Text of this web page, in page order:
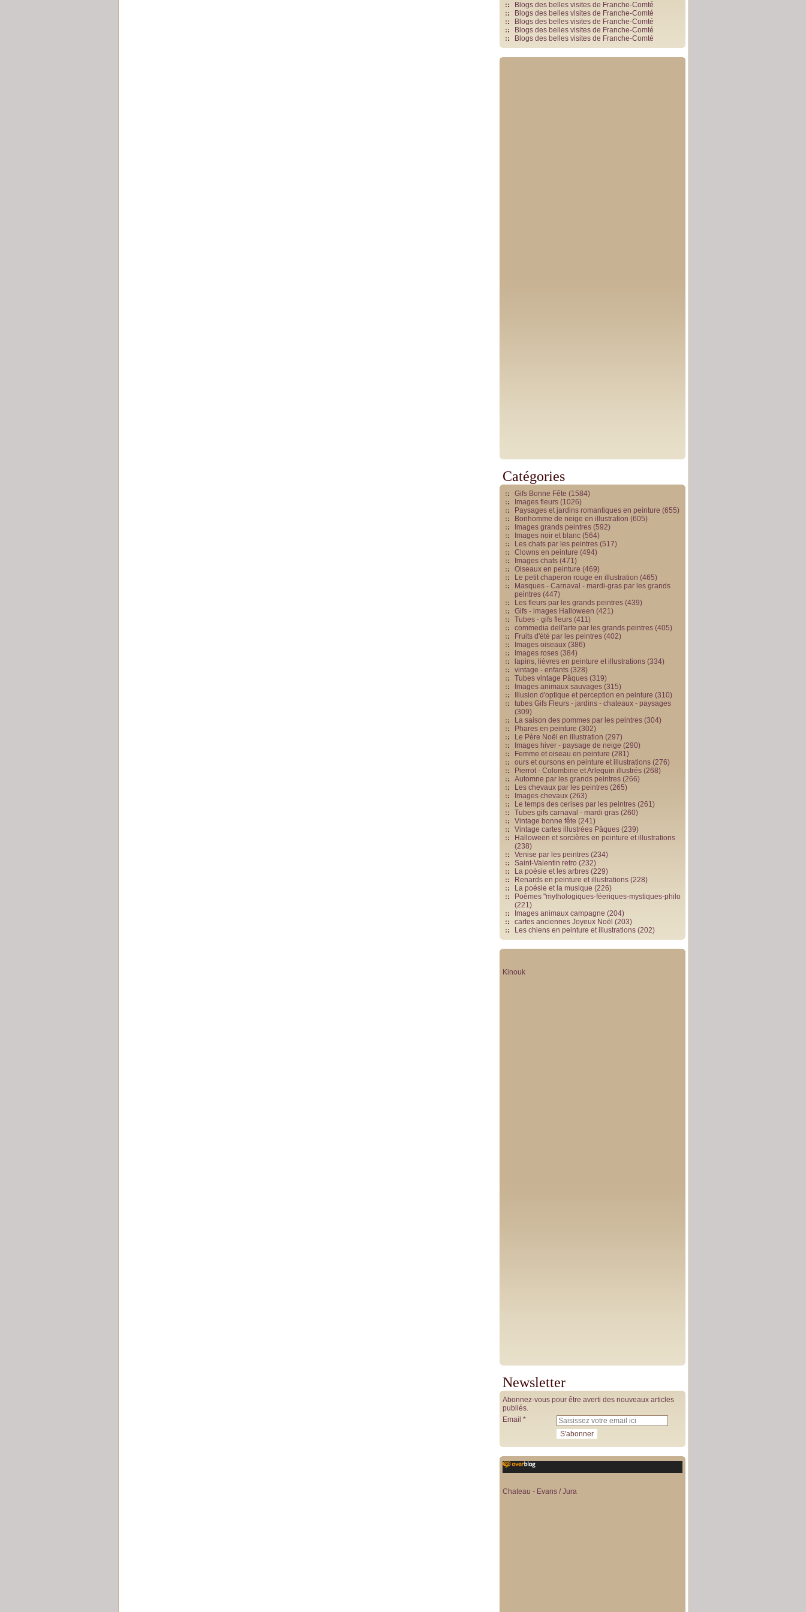
Blogs des belles visites de Franche-Comté
Blogs des belles visites de Franche-Comté
Blogs des belles visites de Franche-Comté
Blogs des belles visites de Franche-Comté
Blogs des belles visites de Franche-Comté
Catégories
Gifs Bonne Fête (1584)
Images fleurs (1026)
Paysages et jardins romantiques en peinture (655)
Bonhomme de neige en illustration (605)
Images grands peintres (592)
Images noir et blanc (564)
Les chats par les peintres (517)
Clowns en peinture (494)
Images chats (471)
Oiseaux en peinture (469)
Le petit chaperon rouge en illustration (465)
Masques - Carnaval - mardi-gras par les grands
peintres (447)
Les fleurs par les grands peintres (439)
Gifs - images Halloween (421)
Tubes - gifs fleurs (411)
commedia dell'arte par les grands peintres (405)
Fruits d'été par les peintres (402)
Images oiseaux (386)
Images roses (384)
lapins, lièvres en peinture et illustrations (334)
vintage - enfants (328)
Tubes vintage Pâques (319)
Images animaux sauvages (315)
Illusion d'optique et perception en peinture (310)
tubes Gifs Fleurs - jardins - chateaux - paysages
(309)
La saison des pommes par les peintres (304)
Phares en peinture (302)
Le Père Noël en illustration (297)
Images hiver - paysage de neige (290)
Femme et oiseau en peinture (281)
ours et oursons en peinture et illustrations (276)
Pierrot - Colombine et Arlequin illustrés (268)
Automne par les grands peintres (266)
Les chevaux par les peintres (265)
Images chevaux (263)
Le temps des cerises par les peintres (261)
Tubes gifs carnaval - mardi gras (260)
Vintage bonne fête (241)
Vintage cartes illustrées Pâques (239)
Halloween et sorcières en peinture et illustrations
(238)
Venise par les peintres (234)
Saint-Valentin retro (232)
La poésie et les arbres (229)
Renards en peinture et illustrations (228)
La poésie et la musique (226)
Poèmes "mythologiques-féeriques-mystiques-philo
(221)
Images animaux campagne (204)
cartes anciennes Joyeux Noël (203)
Les chiens en peinture et illustrations (202)
Kinouk
Newsletter
Abonnez-vous pour être averti des nouveaux articles
publiés.
Email
Chateau - Evans / Jura